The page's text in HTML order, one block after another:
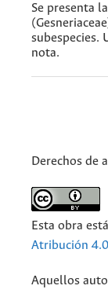
Se presenta
subespecies.
nota.
Derechos de
Esta obra
Atribución 4.0
Aquellos